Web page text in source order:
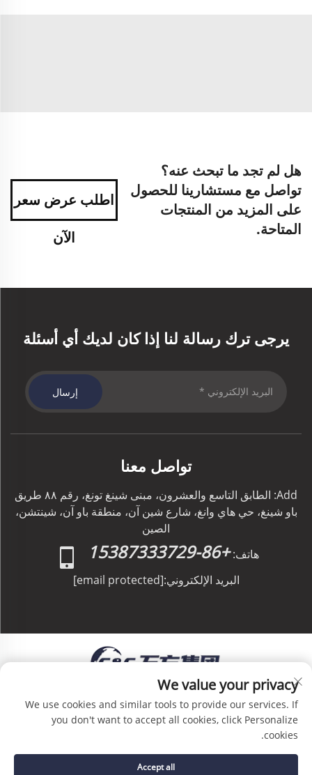
هل لم تجد ما تبحث عنه؟
تواصل مع مستشارينا للحصول
على المزيد من المنتجات
المتاحة.
اطلب عرض سعر
الآن
يرجى ترك رسالة لنا إذا كان لديك أي أسئلة
إرسال
تواصل معنا
Add: الطابق التاسع والعشرون، مبنى شينغ تونغ، رقم ٨٨ طريق
باو شينغ، حي هاي وانغ، شارع شين آن، منطقة باو آن، شينتشن،
الصين
هاتف: +86-15387333729
البريد الإلكتروني:[email protected]
حقوق الطبع والنشر © C&C GLOBAL Logistics Co.,
Limited جميع الحقوق محفوظة -
سياسة الخصوصية
المدونة
We value your privacy
We use cookies and similar tools to provide our services. If
you don't want to accept all cookies, click Personalize
cookies.
Accept all